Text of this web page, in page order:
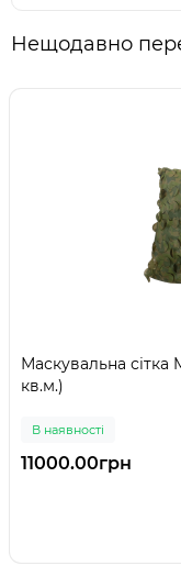
Нещодавно
Маскувальна
кв.м.)
В наявності
11000.00грн